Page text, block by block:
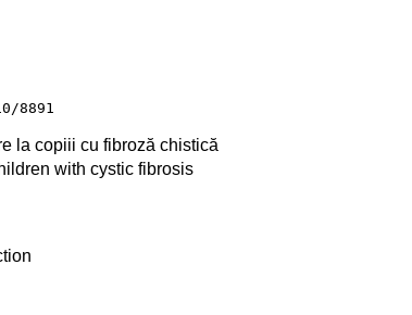
8891
la copiii cu fibroză chistică
with cystic fibrosis